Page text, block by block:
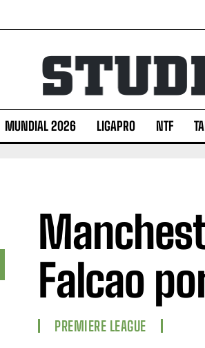
MUNDIAL 2026 LIGAPRO NTF
Falcao
PREMIERE LEAGUE